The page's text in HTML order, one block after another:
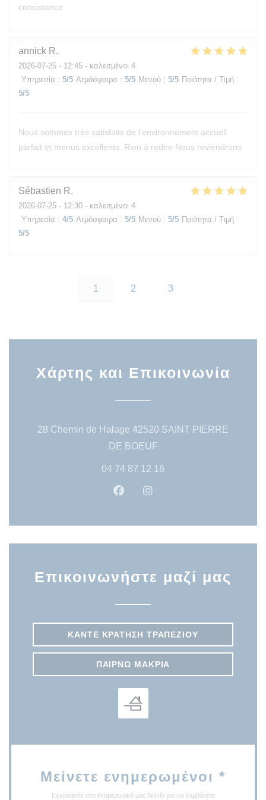
consistance
annick R
2026-07-25 - 12:45 - καλεσμένοι 4
Υπηρεσία : 5/5 Ατμόσφαιρα : 5/5 Μενού : 5/5 Ποιότητα / Τιμή :
5/5
Nous sommes très satisfaits de l'environnement accueil
parfait et menus excellents. Rien à redire Nous reviendrons
Sébastien R
2026-07-25 - 12:30 - καλεσμένοι 4
Υπηρεσία : 4/5 Ατμόσφαιρα : 5/5 Μενού : 5/5 Ποιότητα / Τιμή :
5/5
1 2 3
Χάρτης και Επικοινωνία
28 Chemin de Halage 42520 SAINT PIERRE
DE BOEUF((ανοίγει σε νέο
04 74 87 12 16
Facebook ((ανοίγει σε νέο
Επικοινωνήστε μαζί μας
ΚΆΝΤΕ ΚΡΆΤΗΣΗ ΤΡΑΠΕΖΙΟΎ
ΠΑΊΡΝΩ ΜΑΚΡΙΆ
Μείνετε ενημερωμένοι *
Εγγραφείτε στο ενημερωτικό μας δελτίο για να λαμβάνετε